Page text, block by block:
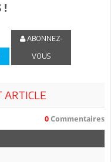
!
ABONNEZ-
VOUS
ARTICLE
0 Commentaires